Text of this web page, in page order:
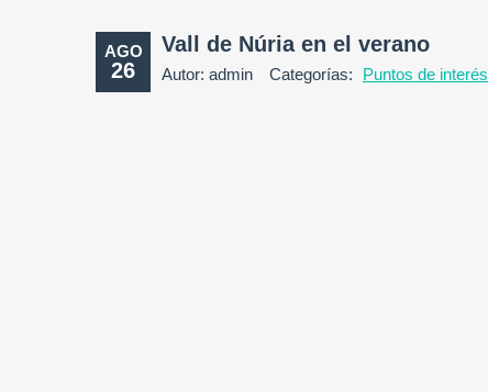
AGO
26
Vall de Núria en el verano
Autor: admin Categorías: Puntos de interés